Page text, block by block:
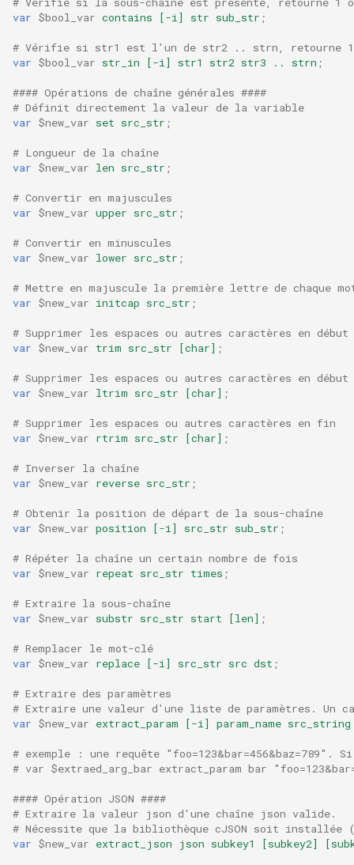
memcached
mlcache
mysql
nettle
newrelic
nsq
ntlm
openidc
prettycjson
pubsub
qless-web
qless
rabbitmqstomp
rack
radixtree
redis-connector
var $bool_var contains [-i] str sub_str ;
# Vérifie si str1 est l'un de str2 .. strn, retourne 1
var $bool_var str_in [-i] str1 str2 str3 .. strn ;
#### Opérations de chaîne générales ####
# Définit directement la valeur de la variable
var $new_var set src_str ;
# Longueur de la chaîne
var $new_var len src_str ;
# Convertir en majuscules
var $new_var upper src_str ;
# Convertir en minuscules
var $new_var lower src_str ;
# Mettre en majuscule la première lettre de chaque
var $new_var initcap src_str ;
# Supprimer les espaces ou autres caractères en
var $new_var trim src_str [char] ;
# Supprimer les espaces ou autres caractères en début
var $new_var ltrim src_str [char] ;
# Supprimer les espaces ou autres caractères en fin
var $new_var rtrim src_str [char] ;
# Inverser la chaîne
var $new_var reverse src_str ;
# Obtenir la position de départ de la sous-chaîne
var $new_var position [-i] src_str sub_str ;
# Répéter la chaîne un certain nombre de fois
var $new_var repeat src_str times ;
# Extraire la sous-chaîne
var $new_var substr src_str start [len] ;
# Remplacer le mot-clé
var $new_var replace [-i] src_str src dst ;
# Extraire des paramètres
# Extraire une valeur d'une liste de paramètres. Un
var $new_var extract_param [-i] param_name src_string
# exemple : une requête
# var $extraed_arg_bar extract_param bar
#### Opération JSON ####
# Extraire la valeur json d'une chaîne json valide.
# Nécessite que la bibliothèque cJSON soit
var $new_var extract_json json subkey1 [subkey2]